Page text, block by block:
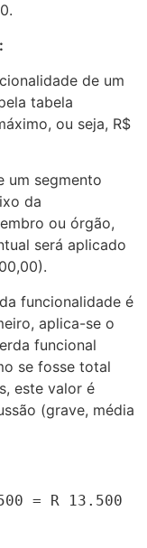
de um
tabela
ou seja, R$
um segmento
da
ou órgão,
será aplicado
funcionalidade é
aplica-se o
funcional
se fosse total
este valor é
(grave, média
= R
13.500